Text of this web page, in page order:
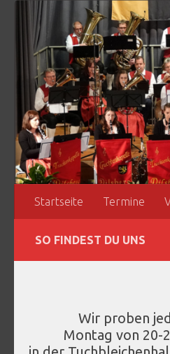
Zum Inhalt springen
Startseite Termine
SO FINDEST DU UNS
Wir proben
Montag von 20-